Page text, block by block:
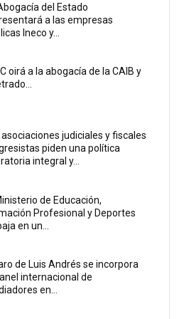
del Estado
a las empresas
Ineco y...
oirá a la abogacía de la CAIB y
asociaciones judiciales y fiscales
piden una política
integral y...
de Educación,
Profesional y Deportes
en un...
de Luis Andrés se incorpora
internacional de
en...